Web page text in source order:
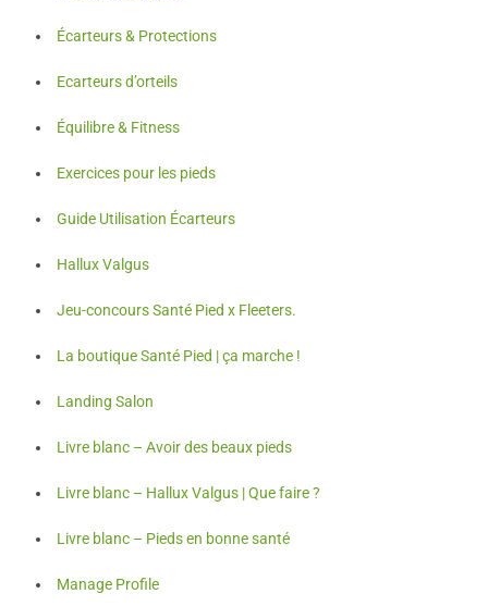
Écarteurs & Protections
Ecarteurs d’orteils
Équilibre & Fitness
Exercices pour les pieds
Guide Utilisation Écarteurs
Hallux Valgus
Jeu-concours Santé Pied x Fleeters.
La boutique Santé Pied | ça marche !
Landing Salon
Livre blanc – Avoir des beaux pieds
Livre blanc – Hallux Valgus | Que faire ?
Livre blanc – Pieds en bonne santé
Manage Profile